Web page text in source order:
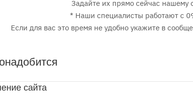
Задайте их прямо сейчас нашему
* Наши специалисты работают с
Если для вас это время не удобно укажите в
сайта